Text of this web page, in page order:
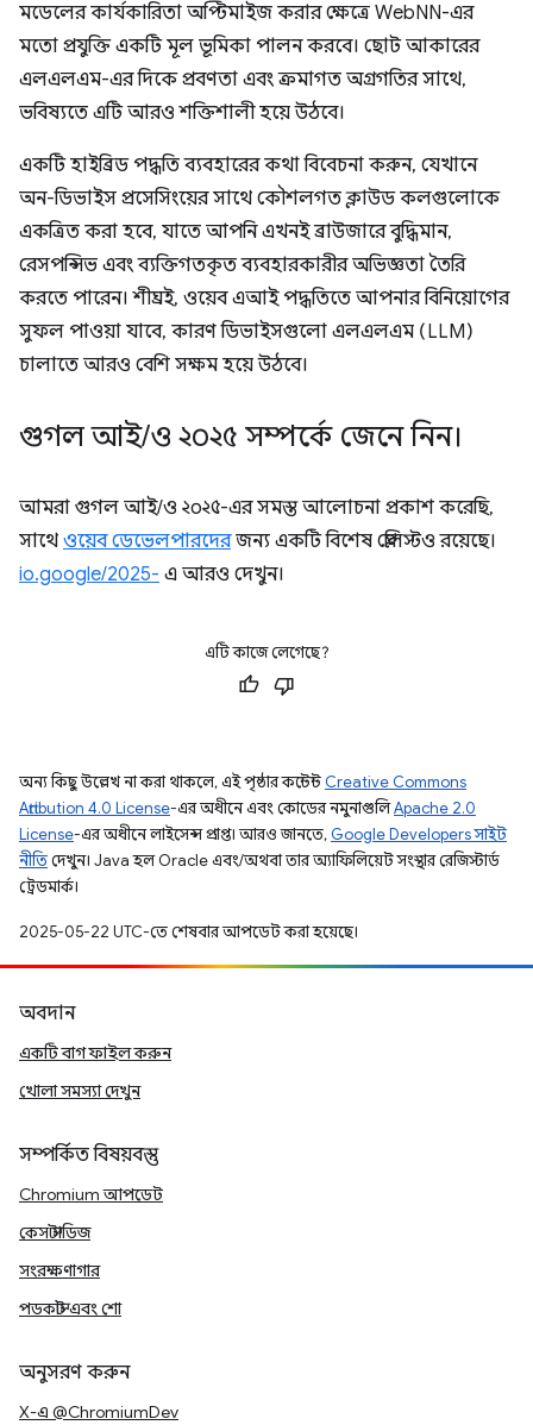
মডেলের কার্যকারিতা অপ্টিমাইজ করার ক্ষেত্রে WebNN-এর
মতো প্রযুক্তি একটি মূল ভূমিকা পালন করবে। ছোট আকারের
এলএলএম-এর দিকে প্রবণতা এবং ক্রমাগত অগ্রগতির সাথে,
ভবিষ্যতে এটি আরও শক্তিশালী হয়ে উঠবে।
একটি হাইব্রিড পদ্ধতি ব্যবহারের কথা বিবেচনা করুন, যেখানে
অন-ডিভাইস প্রসেসিংয়ের সাথে কৌশলগত ক্লাউড কলগুলোকে
একত্রিত করা হবে, যাতে আপনি এখনই ব্রাউজারে বুদ্ধিমান,
রেসপন্সিভ এবং ব্যক্তিগতকৃত ব্যবহারকারীর অভিজ্ঞতা তৈরি
করতে পারেন। শীঘ্রই, ওয়েব এআই পদ্ধতিতে আপনার বিনিয়োগের
সুফল পাওয়া যাবে, কারণ ডিভাইসগুলো এলএলএম (LLM)
চালাতে আরও বেশি সক্ষম হয়ে উঠবে।
গুগল আই/ও ২০২৫ সম্পর্কে জেনে নিন।
আমরা গুগল আই/ও ২০২৫-এর সমস্ত আলোচনা প্রকাশ করেছি,
সাথে ওয়েব ডেভেলপারদেরজন্য একটি বিশেষ প্লেলিস্টও রয়েছে।
io.google/2025- এ আরও দেখুন।
এটি কাজে লেগেছে?
অন্য কিছু উল্লেখ না করা থাকলে, এই পৃষ্ঠার কন্টেন্ট Creative Commons
Attribution 4.0 License-এর অধীনে এবং কোডের নমুনাগুলিApache 2.0
License-এর অধীনে লাইসেন্স প্রাপ্ত। আরও জানতে, Google Developers সাইট
নীতিদেখুন। Java হল Oracle এবং/অথবা তার অ্যাফিলিয়েট সংস্থার রেজিস্টার্ড
ট্রেডমার্ক।
2025-05-22 UTC-তে শেষবার আপডেট করা হয়েছে।
অবদান
একটি বাগ ফাইল করুন
খোলা সমস্যা দেখুন
সম্পর্কিত বিষয়বস্তু
Chromium আপডেট
কেস স্টাডিজ
সংরক্ষণাগার
পডকাস্ট এবং শো
অনুসরণ করুন
X-এ @ChromiumDev